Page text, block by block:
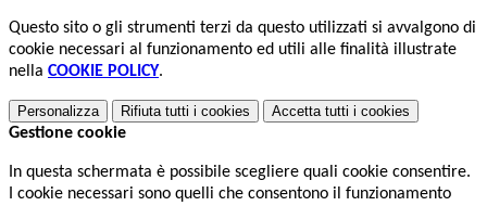
Questo sito o gli strumenti terzi da questo utilizzati si avvalgono di
cookie necessari al funzionamento ed utili alle finalità illustrate
nella COOKIE POLICY.
Personalizza Rifiuta tutti i cookies Accetta tutti i cookies
Gestione cookie
In questa schermata è possibile scegliere quali cookie consentire.
I cookie necessari sono quelli che consentono il funzionamento